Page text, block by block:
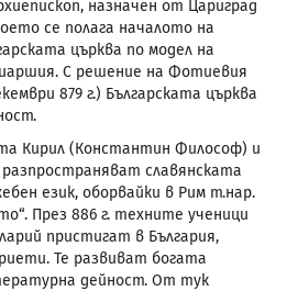
назначен от Цариград
се полага началото на
църква по модел на
С решение на Фотиевия
879 г.) Българската църква
Кирил (Константин Философ) и
славянската
език, оборвайки в Рим т.нар.
През 886 г. техните ученици
пристигат в България,
Те развиват богата
дейност. От тук